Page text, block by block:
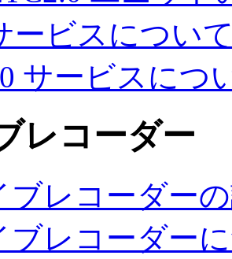
ービスについ
サービスにつ
レコーダー
ブレコーダー
ブレコーダー